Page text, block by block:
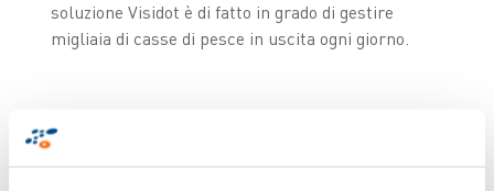
soluzione Visidot è di fatto in grado di gestire
migliaia di casse di pesce in uscita ogni giorno.